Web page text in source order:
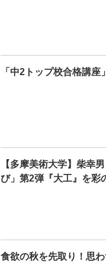
「中2トップ校合格講
【多摩美術大学】柴幸
び」第2弾『大工』を彩
食欲の秋を先取り！思